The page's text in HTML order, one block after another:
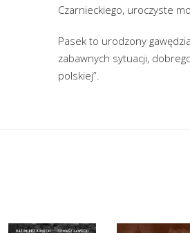
Czarnieckiego, uroczyste
Pasek to urodzony
zabawnych sytuacji,
polskiej”.